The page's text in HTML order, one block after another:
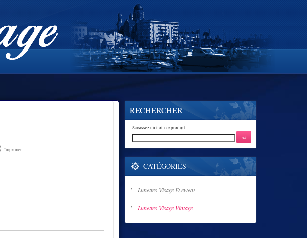
Imprimer
RECHERCHER
Saisissez un nom de produit
CATÉGORIES
Lunettes Visage Eyewear
Lunettes Visage Vintage